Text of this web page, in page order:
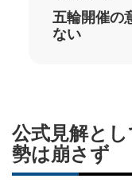
五輪開催の
ない
公式見解と
勢は崩さず